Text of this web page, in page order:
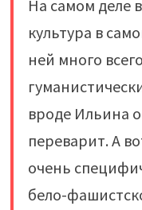
На самом деле
культура в
ней много
вроде Ильина
переварит. А
очень
бело-